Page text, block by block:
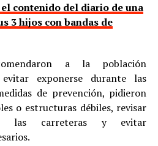
contenido del diario de una
3 hijos con bandas de
a la población
exponerse durante las
de prevención, pidieron
o estructuras débiles, revisar
las carreteras y evitar